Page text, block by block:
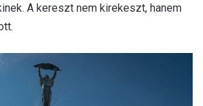
A kereszt nem kirekeszt, hanem